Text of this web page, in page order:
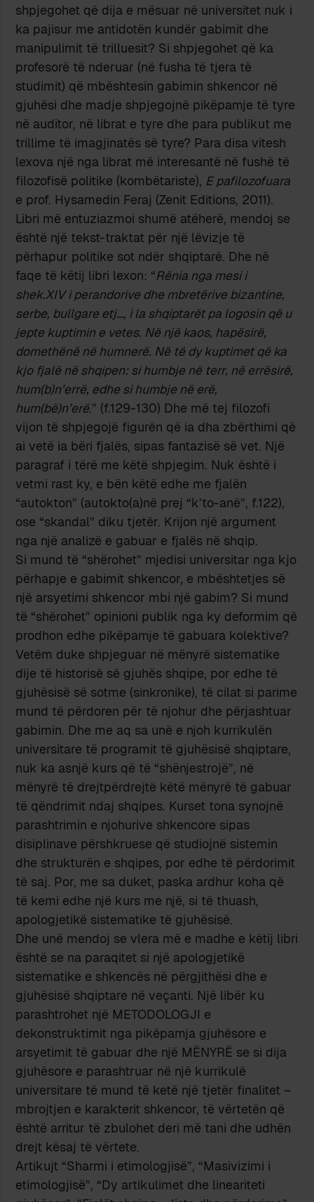
shpjegohet që dija e mësuar në universitet nuk i
ka pajisur me antidotën kundër gabimit dhe
manipulimit të trilluesit? Si shpjegohet që ka
profesorë të nderuar (në fusha të tjera të
studimit) që mbështesin gabimin shkencor në
gjuhësi dhe madje shpjegojnë pikëpamje të tyre
në auditor, në librat e tyre dhe para publikut me
trillime të imagjinatës së tyre? Para disa vitesh
lexova një nga librat më interesantë në fushë të
filozofisë politike (kombëtariste), E pafilozofuara
e prof. Hysamedin Feraj (Zenit Editions, 2011).
Libri më entuziazmoi shumë atëherë, mendoj se
është një tekst-traktat për një lëvizje të
përhapur politike sot ndër shqiptarë. Dhe në
faqe të këtij libri lexon: “Rënia nga mesi i
shek.XIV i perandorive dhe mbretërive bizantine,
serbe, bullgare etj…, i la shqiptarët pa logosin që u
jepte kuptimin e vetes. Në një kaos, hapësirë,
domethënë në humnerë. Në të dy kuptimet që ka
kjo fjalë në shqipen: si humbje në terr, në errësirë,
hum(b)n’errë, edhe si humbje në erë,
hum(bë)n’erë.” (f.129-130) Dhe më tej filozofi
vijon të shpjegojë figurën që ia dha zbërthimi që
ai vetë ia bëri fjalës, sipas fantazisë së vet. Një
paragraf i tërë me këtë shpjegim. Nuk është i
vetmi rast ky, e bën këtë edhe me fjalën
“autokton” (autokto(a)në prej “k’to-anë”, f.122),
ose “skandal” diku tjetër. Krijon një argument
nga një analizë e gabuar e fjalës në shqip.
Si mund të “shërohet” mjedisi universitar nga kjo
përhapje e gabimit shkencor, e mbështetjes së
një arsyetimi shkencor mbi një gabim? Si mund
të “shërohet” opinioni publik nga ky deformim që
prodhon edhe pikëpamje të gabuara kolektive?
Vetëm duke shpjeguar në mënyrë sistematike
dije të historisë së gjuhës shqipe, por edhe të
gjuhësisë së sotme (sinkronike), të cilat si parime
mund të përdoren për të njohur dhe përjashtuar
gabimin. Dhe me aq sa unë e njoh kurrikulën
universitare të programit të gjuhësisë shqiptare,
nuk ka asnjë kurs që të “shënjestrojë”, në
mënyrë të drejtpërdrejtë këtë mënyrë të gabuar
të qëndrimit ndaj shqipes. Kurset tona synojnë
parashtrimin e njohurive shkencore sipas
disiplinave përshkruese që studiojnë sistemin
dhe strukturën e shqipes, por edhe të përdorimit
të saj. Por, me sa duket, paska ardhur koha që
të kemi edhe një kurs me një, si të thuash,
apologjetikë sistematike të gjuhësisë.
Dhe unë mendoj se vlera më e madhe e këtij libri
është se na paraqitet si një apologjetikë
sistematike e shkencës në përgjithësi dhe e
gjuhësisë shqiptare në veçanti. Një libër ku
parashtrohet një METODOLOGJI e
dekonstruktimit nga pikëpamja gjuhësore e
arsyetimit të gabuar dhe një MËNYRË se si dija
gjuhësore e parashtruar në një kurrikulë
universitare të mund të ketë një tjetër finalitet –
mbrojtjen e karakterit shkencor, të vërtetën që
është arritur të zbulohet deri më tani dhe udhën
drejt kësaj të vërtete.
Artikujt “Sharmi i etimologjisë”, “Masivizimi i
etimologjisë”, “Dy artikulimet dhe lineariteti